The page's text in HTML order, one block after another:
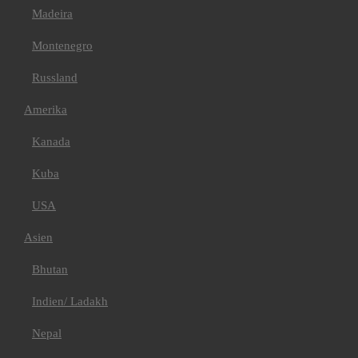
Madeira
Montenegro
Russland
Amerika
Kanada
Kuba
USA
Asien
Bhutan
Indien/ Ladakh
Nepal